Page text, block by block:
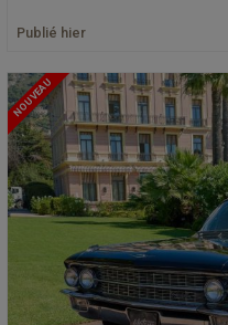
Publié hier
NOUVEAU